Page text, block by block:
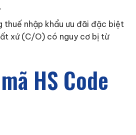
thuế nhập khẩu ưu đãi đặc biệt
xứ (C/O) có nguy cơ bị từ
HS Code